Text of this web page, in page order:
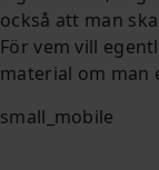
också att man
För vem vill
material om man